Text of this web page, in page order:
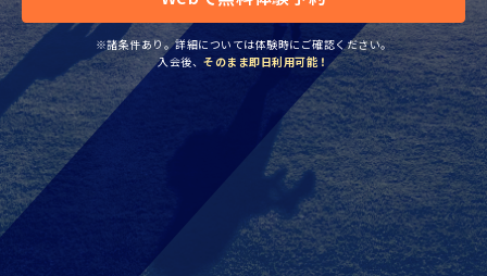
※諸条件あり。詳細については体験時にご確認ください。
入会後、そのまま即日利用可能！